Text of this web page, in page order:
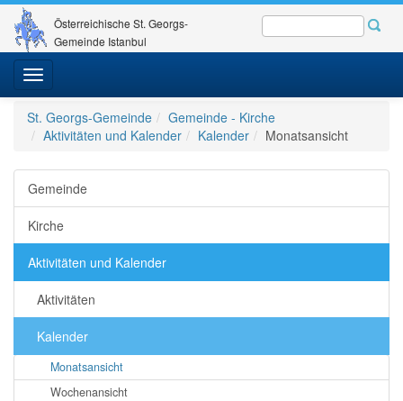
Österreichische St. Georgs-
Gemeinde Istanbul
Toggle
navigation
St. Georgs-Gemeinde
Gemeinde - Kirche
Aktivitäten und Kalender
Kalender Monatsansicht
Gemeinde
Kirche
Aktivitäten und Kalender
Aktivitäten
Kalender
Monatsansicht
Wochenansicht